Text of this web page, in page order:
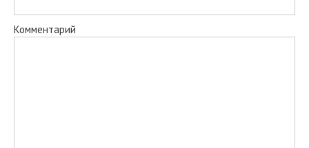
Комментарий